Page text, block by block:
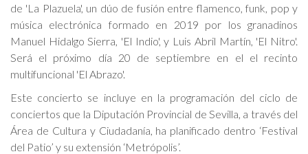
de 'La Plazuela', un dúo de fusión entre flamenco, funk, pop y
música electrónica formado en 2019 por los granadinos
Manuel Hidalgo Sierra, 'El Indio', y Luis Abril Martín, 'El Nitro'.
Será el próximo día 20 de septiembre en el el recinto
multifuncional 'El Abrazo'.
Este concierto se incluye en la programación del ciclo de
conciertos que la Diputación Provincial de Sevilla, a través del
Área de Cultura y Ciudadanía, ha planificado dentro ‘Festival
del Patio’ y su extensión ‘Metrópolis’.